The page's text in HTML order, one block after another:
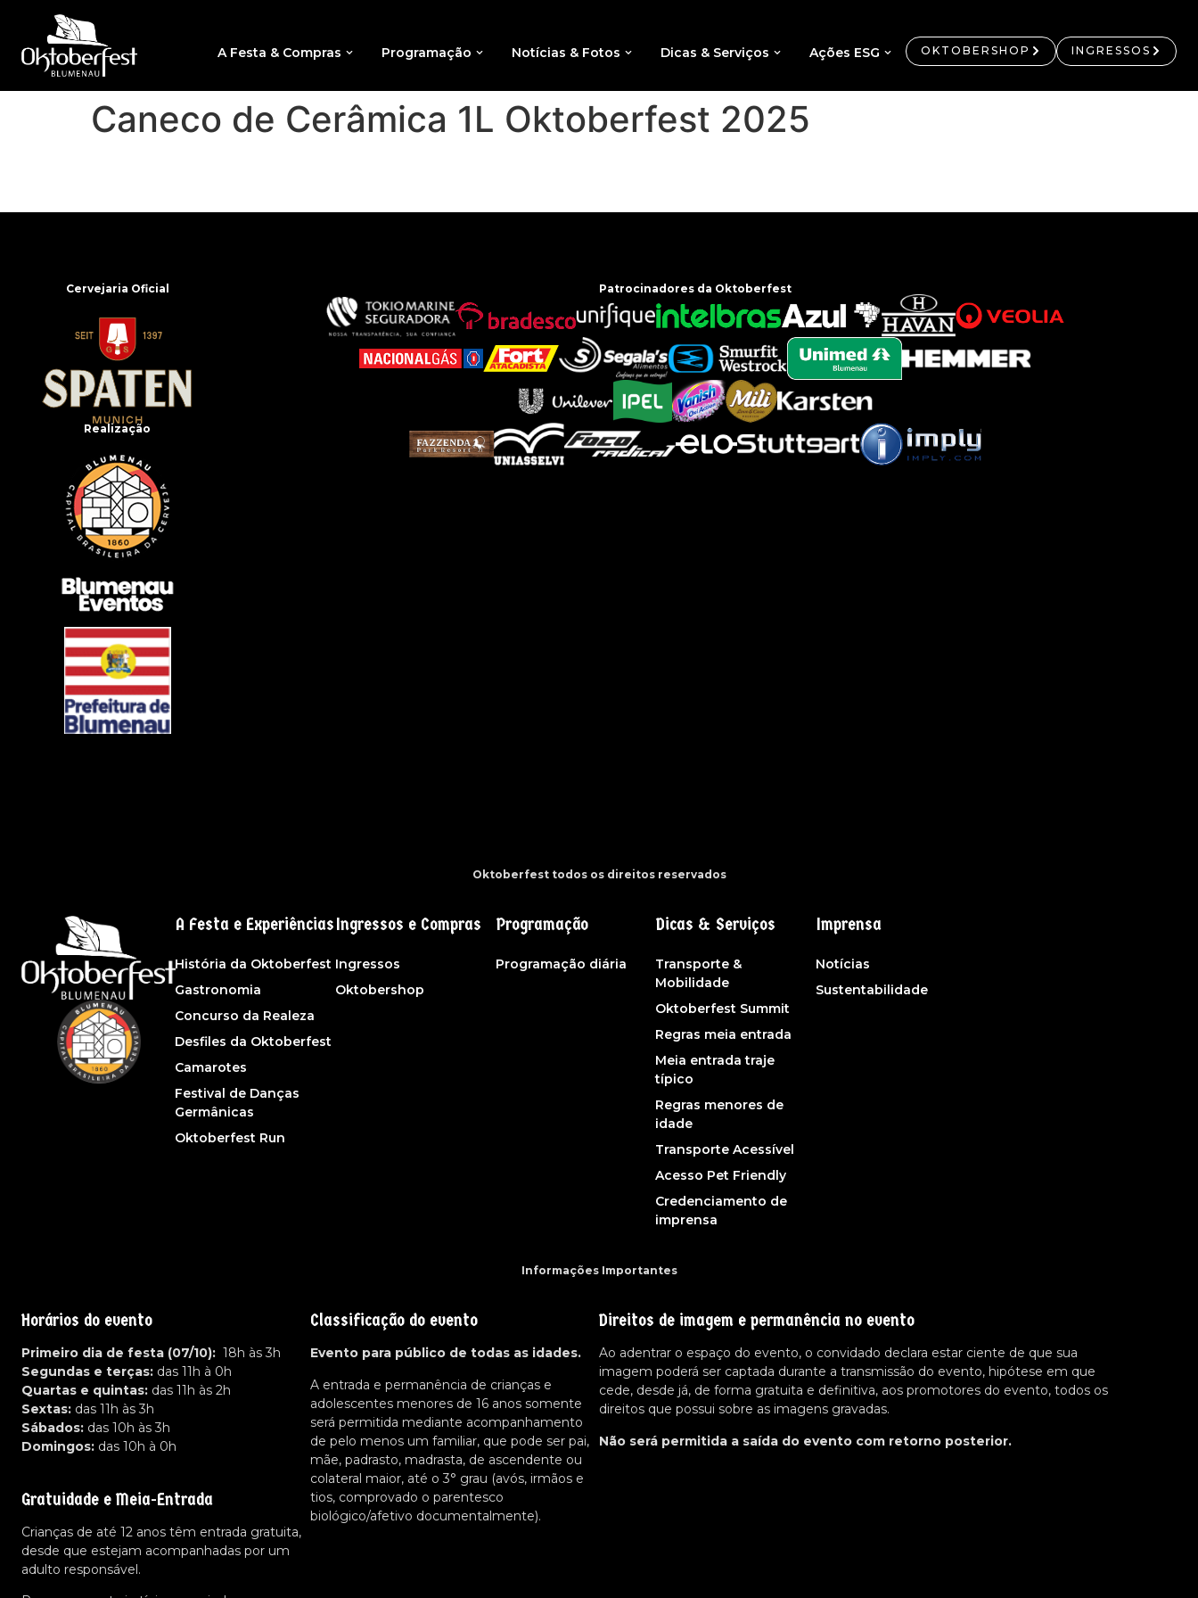
A Festa & Compras Programação Notícias & Fotos Dicas & Serviços Ações ESG OKTOBERSHOP INGRESSOS
Caneco de Cerâmica 1L Oktoberfest 2025
Cervejaria Oficial
Realização
Patrocinadores da Oktoberfest
Oktoberfest todos os direitos reservados
A Festa e Experiências
História da Oktoberfest
Gastronomia
Concurso da Realeza
Desfiles da Oktoberfest
Camarotes
Festival de Danças
Germânicas
Oktoberfest Run
Ingressos e Compras
Ingressos
Oktobershop
Programação
Programação diária
Dicas & Serviços
Transporte &
Mobilidade
Oktoberfest Summit
Regras meia entrada
Meia entrada traje
típico
Regras menores de
idade
Transporte Acessível
Acesso Pet Friendly
Credenciamento de
imprensa
Imprensa
Notícias
Sustentabilidade
Informações Importantes
Horários do evento
Primeiro dia de festa (07/10): 18h às 3h
Segundas e terças: das 11h à 0h
Quartas e quintas: das 11h às 2h
Sextas: das 11h às 3h
Sábados: das 10h às 3h
Domingos: das 10h à 0h
Gratuidade e Meia-Entrada
Crianças de até 12 anos têm entrada gratuita,
desde que estejam acompanhadas por um
adulto responsável.
Classificação do evento
Evento para público de todas as idades.
A entrada e permanência de crianças e
adolescentes menores de 16 anos somente
será permitida mediante acompanhamento
de pelo menos um familiar, que pode ser pai,
mãe, padrasto, madrasta, de ascendente ou
colateral maior, até o 3° grau (avós, irmãos e
tios, comprovado o parentesco
biológico/afetivo documentalmente).
Direitos de imagem e permanência no evento
Ao adentrar o espaço do evento, o convidado declara estar ciente de que sua
imagem poderá ser captada durante a transmissão do evento, hipótese em que
cede, desde já, de forma gratuita e definitiva, aos promotores do evento, todos os
direitos que possui sobre as imagens gravadas.
Não será permitida a saída do evento com retorno posterior.